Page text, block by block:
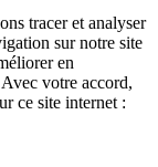
tracer et analyser
sur notre site
en
votre accord,
ce site internet :